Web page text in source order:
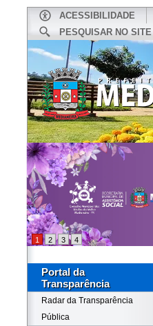
ACESSIBILIDADE
PESQUISAR NO SITE
1 2 3 4
Portal da
Transparência
Radar da Transparência
Pública